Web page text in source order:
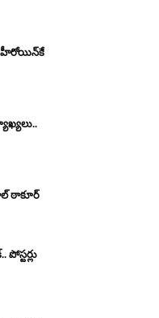
హీరోయిన్‌కే
ఠాకూర్‌